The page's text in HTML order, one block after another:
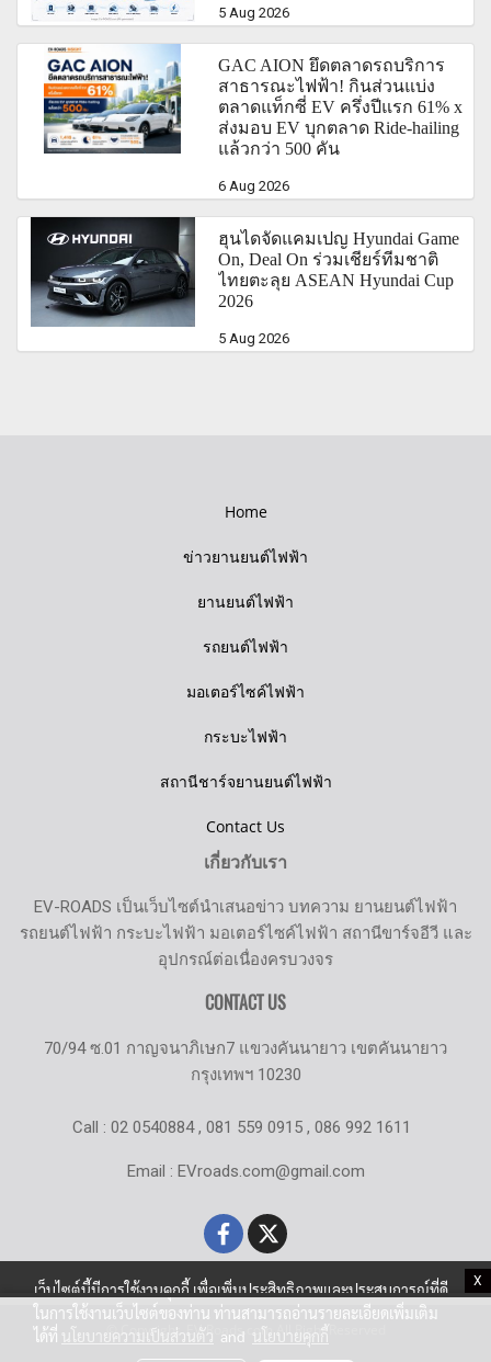
X
5 Aug 2026
GAC AION ยึดตลาดรถบริการ
สาธารณะไฟฟ้า! กินส่วนแบ่ง
ตลาดแท็กซี่ EV ครึ่งปีแรก 61% x
ส่งมอบ EV บุกตลาด Ride-hailing
แล้วกว่า 500 คัน
6 Aug 2026
ฮุนไดจัดแคมเปญ Hyundai Game
On, Deal On ร่วมเชียร์ทีมชาติ
ไทยตะลุย ASEAN Hyundai Cup
2026
5 Aug 2026
Home
ข่าวยานยนต์ไฟฟ้า
ยานยนต์ไฟฟ้า
รถยนต์ไฟฟ้า
มอเตอร์ไซค์ไฟฟ้า
กระบะไฟฟ้า
สถานีชาร์จยานยนต์ไฟฟ้า
Contact Us
เกี่ยวกับเรา
EV-ROADS เป็นเว็บไซต์นำเสนอข่าว บทความ ยานยนต์ไฟฟ้า
รถยนต์ไฟฟ้า กระบะไฟฟ้า มอเตอร์ไซค์ไฟฟ้า สถานีขาร์จอีวี และ
อุปกรณ์ต่อเนื่องครบวงจร
CONTACT US
70/94 ซ.01 กาญจนาภิเษก7 แขวงคันนายาว เขตคันนายาว
กรุงเทพฯ 10230
Call : 02 0540884 , 081 559 0915 , 086 992 1611
Email : EVroads.com@gmail.com
© Copyright EV-Roads.com All Right Reserved
เว็บไซต์นี้มีการใช้งานคุกกี้ เพื่อเพิ่มประสิทธิภาพและประสบการณ์ที่ดี
ในการใช้งานเว็บไซต์ของท่าน ท่านสามารถอ่านรายละเอียดเพิ่มเติม
ได้ที่ นโยบายความเป็นส่วนตัว and นโยบายคุกกี้